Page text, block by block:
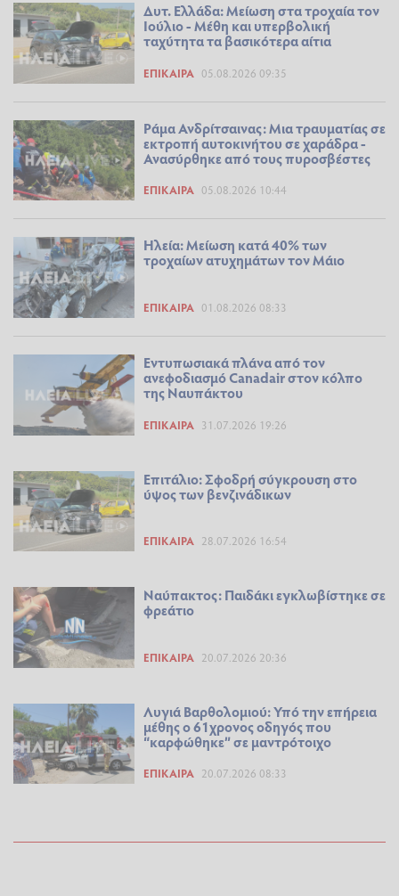
Δυτ. Ελλάδα: Μείωση στα τροχαία τον
Ιούλιο - Μέθη και υπερβολική
ταχύτητα τα βασικότερα αίτια
ΕΠΊΚΑΙΡΑ 05.08.2026 09:35
Ράμα Ανδρίτσαινας: Μια τραυματίας σε
εκτροπή αυτοκινήτου σε χαράδρα -
Ανασύρθηκε από τους πυροσβέστες
ΕΠΊΚΑΙΡΑ 05.08.2026 10:44
Ηλεία: Μείωση κατά 40% των
τροχαίων ατυχημάτων τον Μάιο
ΕΠΊΚΑΙΡΑ 01.08.2026 08:33
Εντυπωσιακά πλάνα από τον
ανεφοδιασμό Canadair στον κόλπο
της Ναυπάκτου
ΕΠΊΚΑΙΡΑ 31.07.2026 19:26
Επιτάλιο: Σφοδρή σύγκρουση στο
ύψος των βενζινάδικων
ΕΠΊΚΑΙΡΑ 28.07.2026 16:54
Ναύπακτος: Παιδάκι εγκλωβίστηκε σε
φρεάτιο
ΕΠΊΚΑΙΡΑ 20.07.2026 20:36
Λυγιά Βαρθολομιού: Υπό την επήρεια
μέθης ο 61χρονος οδηγός που
“καρφώθηκε” σε μαντρότοιχο
ΕΠΊΚΑΙΡΑ 20.07.2026 08:33